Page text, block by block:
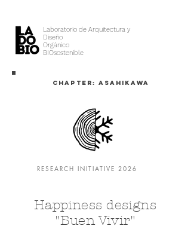
Laboratorio de Arquitectura y
Diseño
Orgánico
BIOsostenible
CHAPTER: ASAHIKAWA
RESEARCH INITIATIVE 2026
Happiness designs
"Buen Vivir"